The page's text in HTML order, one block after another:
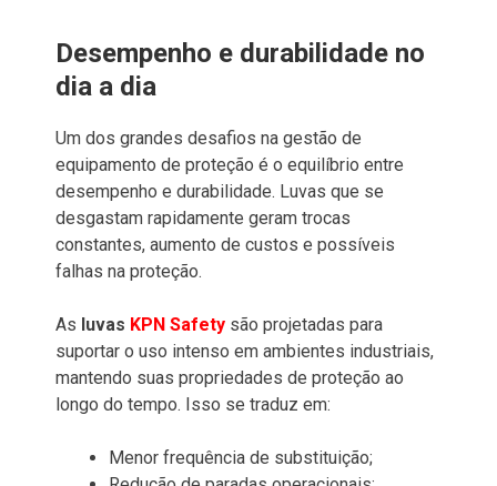
Desempenho e durabilidade no
dia a dia
Um dos grandes desafios na gestão de
equipamento de proteção é o equilíbrio entre
desempenho e durabilidade. Luvas que se
desgastam rapidamente geram trocas
constantes, aumento de custos e possíveis
falhas na proteção.
As luvas KPN Safety são projetadas para
suportar o uso intenso em ambientes industriais,
mantendo suas propriedades de proteção ao
longo do tempo. Isso se traduz em:
Menor frequência de substituição;